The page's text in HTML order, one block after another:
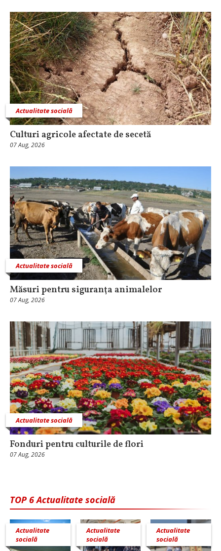
Actualitate socială
Culturi agricole afectate de secetă
07 Aug, 2026
Actualitate socială
Măsuri pentru siguranţa animalelor
07 Aug, 2026
Actualitate socială
Fonduri pentru culturile de flori
07 Aug, 2026
TOP 6 Actualitate socială
Actualitate
socială
Actualitate
socială
Actualitate
socială